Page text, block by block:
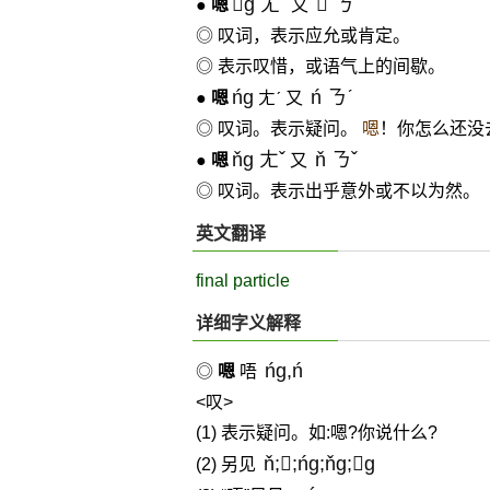
● 嗯 ɡ ㄤˋ 又  ㄋˋ
◎ 叹词，表示应允或肯定。
◎ 表示叹惜，或语气上的间歇。
● 嗯 ńɡ ㄤˊ 又 ń ㄋˊ
◎ 叹词。表示疑问。 嗯 ！你怎么还没
● 嗯 ňɡ ㄤˇ 又 ň ㄋˇ
◎ 叹词。表示出乎意外或不以为然。
英文翻译
final particle
详细字义解释
◎ 嗯唔 ńg,ń
<叹>
(1) 表示疑问。如:嗯?你说什么?
(2) 另见 ň;;ńg;ňg;g